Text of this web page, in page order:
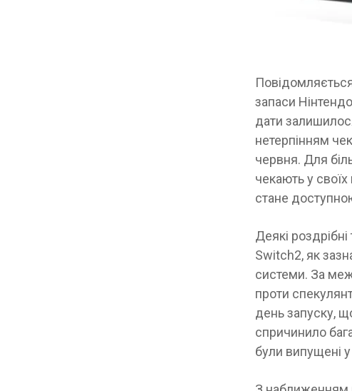
запаси
дати
нетерпінням
червня. Для
чекають у
стане
Деякі
Switch2, як
системи. За
проти
день запуску,
спричинило
були випущені